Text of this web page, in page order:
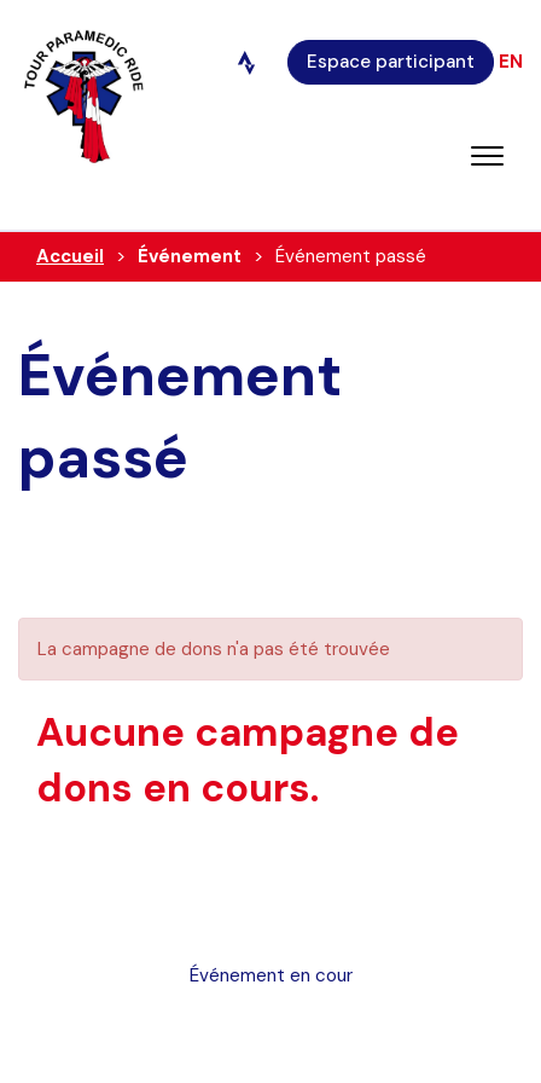
Espace participant EN
Accueil Événement Événement passé
Événement
passé
La campagne de dons n'a pas été trouvée
Aucune campagne de
dons en cours.
Événement en cour